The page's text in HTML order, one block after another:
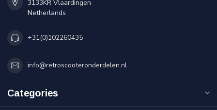
3133KR Vlaardingen
Netherlands
+31(0)102260435
info@retroscooteronderdelen.nl
Categories